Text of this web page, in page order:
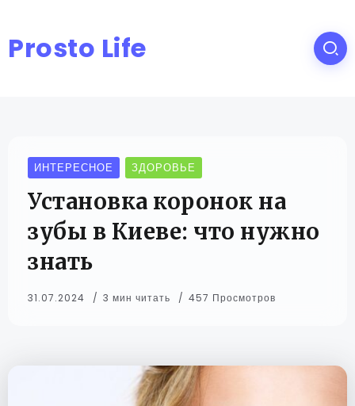
Prosto Life
ИНТЕРЕСНОЕ ЗДОРОВЬЕ
Установка коронок на
зубы в Киеве: что нужно
знать
31.07.2024 3 мин читать 457 Просмотров